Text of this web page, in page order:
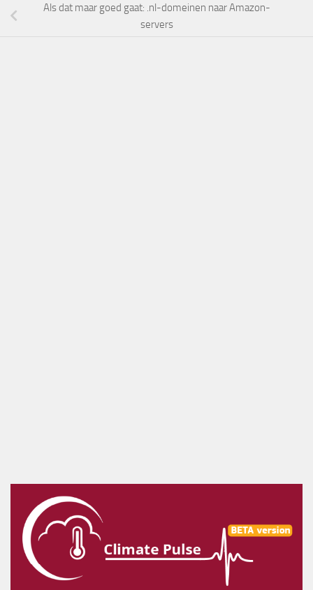
Als dat maar goed gaat: .nl-domeinen naar Amazon-
servers